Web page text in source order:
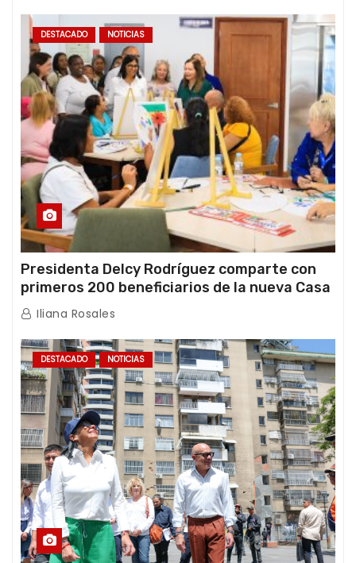
DESTACADO NOTICIAS
Presidenta Delcy Rodríguez comparte con
primeros 200 beneficiarios de la nueva Casa
de los Abuelos “La Primavera” en Caracas
Iliana Rosales
DESTACADO NOTICIAS